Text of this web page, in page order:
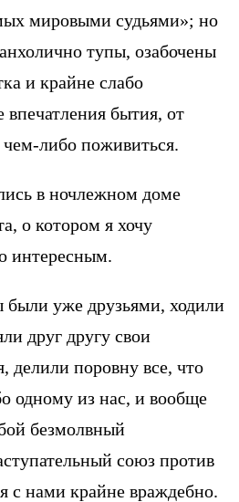
мировыми судьями»; но
тупы, озабочены
и крайне слабо
впечатления бытия, от
либо поживиться.
в ночлежном доме
о котором я хочу
интересным.
были уже друзьями, ходили
друг другу свои
делили поровну все, что
одному из нас, и вообще
безмолвный
союз против
с нами крайне враждебно.